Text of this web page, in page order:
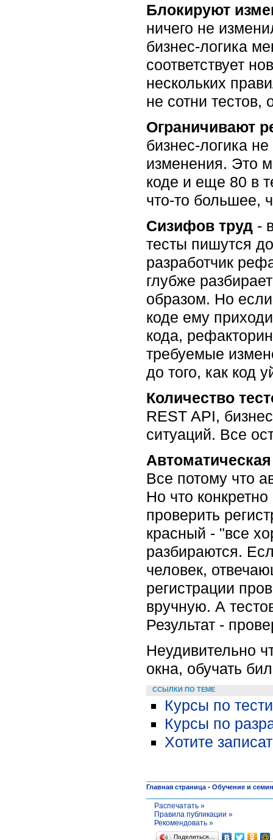
Блокируют
ничего не
бизнес-логика
соответствует
нескольких
не сотни
Ограничивают
бизнес-логика
изменения. Это
коде и еще 80 в
что-то большее,
Сизифов труд -
тесты пишутся
разработчик
глубже
образом. Но
коде ему
кода,
требуемые
до того, как код
Количество
REST API,
ситуаций. Все
Все потому что
Но что
проверить
красный - "все
разбираются.
человек,
регистрации
вручную. А
Результат -
Неудивительно
окна, обучать
ССЫЛКИ ПО ТЕМЕ
Курсы по
Курсы по
Хотите
Главная страница - Обучение и
Распечатать »
Правила публикации »
Рекомендовать »
Поделиться…